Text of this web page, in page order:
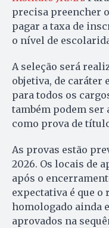
precisa preencher
pagar a taxa de
o nível de
A seleção será
objetiva, de
para todos os
também podem ser
como prova de
As provas estão
2026. Os locais de
após o
expectativa é que
homologado ainda
aprovados na